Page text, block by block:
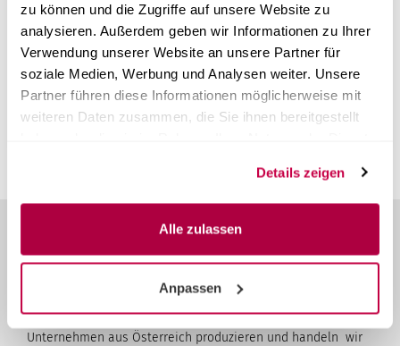
zu können und die Zugriffe auf unsere Website zu
analysieren. Außerdem geben wir Informationen zu Ihrer
Verwendung unserer Website an unsere Partner für
soziale Medien, Werbung und Analysen weiter. Unsere
Partner führen diese Informationen möglicherweise mit
weiteren Daten zusammen, die Sie ihnen bereitgestellt
Details zeigen
Alle zulassen
Anpassen
Kundenrezensionen
Leider sind noch keine Bewertungen vorhanden. Seien Sie
der Erste, der das Produkt bewertet.
Sie müssen angemeldet sein um eine Bewertung abgeben
zu können.
Instrumentenaufbereitung. Als familiengeführtes
Unternehmen aus Österreich produzieren und handeln wir